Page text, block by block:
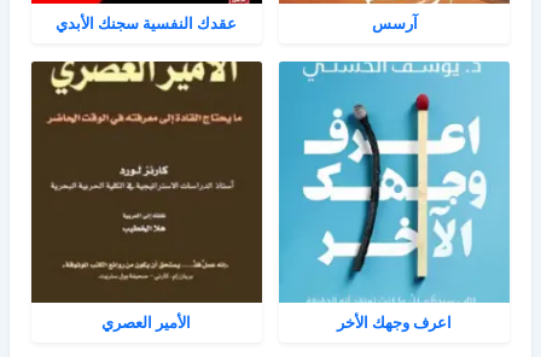
آرسس عقدك النفسية سجنك الأبدي
اعرف وجهك الأخر الأمير العصري